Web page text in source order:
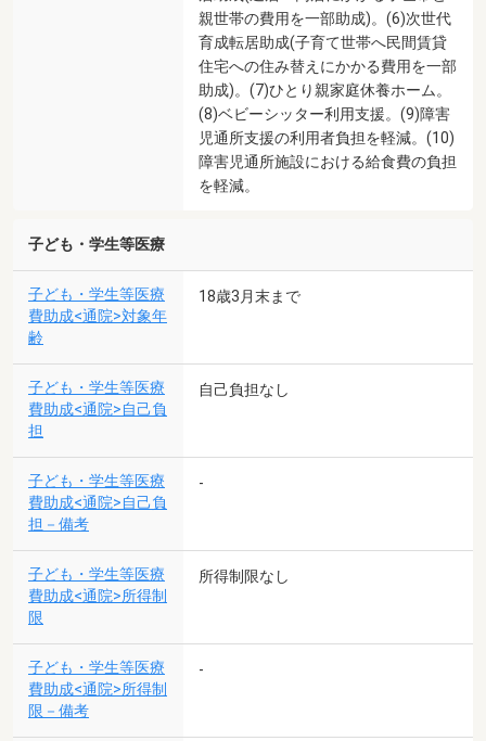
親世帯の費用を一部助成)。(6)次世代
育成転居助成(子育て世帯へ民間賃貸
住宅への住み替えにかかる費用を一部
助成)。(7)ひとり親家庭休養ホーム。
(8)ベビーシッター利用支援。(9)障害
児通所支援の利用者負担を軽減。(10)
障害児通所施設における給食費の負担
を軽減。
子ども・学生等医療
子ども・学生等医療
費助成<通院>対象年
齢
18歳3月末まで
子ども・学生等医療
費助成<通院>自己負
担
自己負担なし
子ども・学生等医療
費助成<通院>自己負
担－備考
-
子ども・学生等医療
費助成<通院>所得制
限
所得制限なし
子ども・学生等医療
費助成<通院>所得制
限－備考
-